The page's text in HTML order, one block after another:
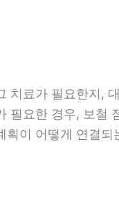
료가 필요한지,
요한 경우, 보철
이 어떻게 연결되